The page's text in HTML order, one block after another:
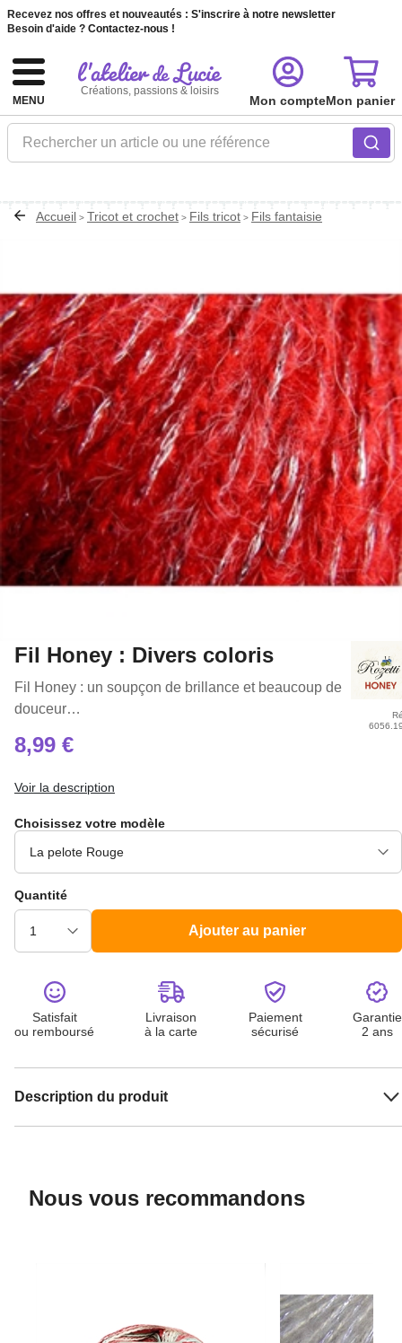
Recevez nos offres et nouveautés : S'inscrire à notre newsletter
Besoin d'aide ? Contactez-nous !
MENU
Créations, passions & loisirs
Rechercher un article ou une référence
Mon compteMon panier
Accueil > Tricot et crochet > Fils tricot > Fils fantaisie
Fil Honey : Divers coloris
Fil Honey : un soupçon de brillance et beaucoup de
douceur…
8,99 €
Voir la description
Choisissez votre modèle
Quantité
Ajouter au panier
Satisfait
ou remboursé
Livraison
à la carte
Paiement
sécurisé
Garantie
2 ans
Description du produit
Nous vous recommandons